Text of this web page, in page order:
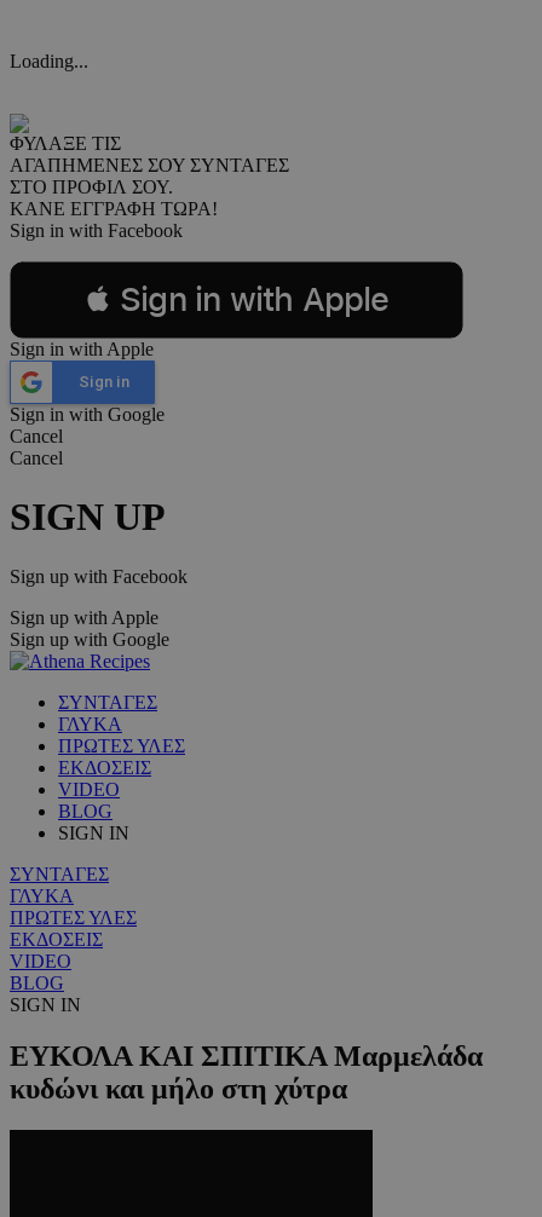
Loading...
ΦΥΛΑΞΕ ΤΙΣ
ΑΓΑΠΗΜΕΝΕΣ ΣΟΥ ΣΥΝΤΑΓΕΣ
ΣΤΟ ΠΡΟΦΙΛ ΣΟΥ.
ΚΑΝΕ ΕΓΓΡΑΦΗ ΤΩΡΑ!
Sign in with Facebook
 Sign in with Apple
Sign in with Apple
Sign in
Sign in with Google
Cancel
Cancel
SIGN UP
Sign up with Facebook
Sign up with Apple
Sign up with Google
ΣΥΝΤΑΓΕΣ
ΓΛΥΚΑ
ΠΡΩΤΕΣ ΥΛΕΣ
ΕΚΔΟΣΕΙΣ
VIDEO
BLOG
SIGN IN
ΣΥΝΤΑΓΕΣ
ΓΛΥΚΑ
ΠΡΩΤΕΣ ΥΛΕΣ
ΕΚΔΟΣΕΙΣ
VIDEO
BLOG
SIGN IN
ΕΥΚΟΛΑ ΚΑΙ ΣΠΙΤΙΚΑ Μαρμελάδα
κυδώνι και μήλο στη χύτρα